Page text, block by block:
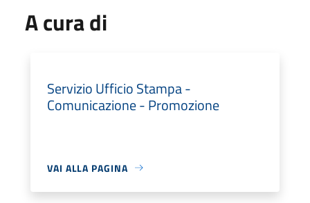
A cura di
Servizio Ufficio Stampa -
Comunicazione - Promozione
VAI ALLA PAGINA